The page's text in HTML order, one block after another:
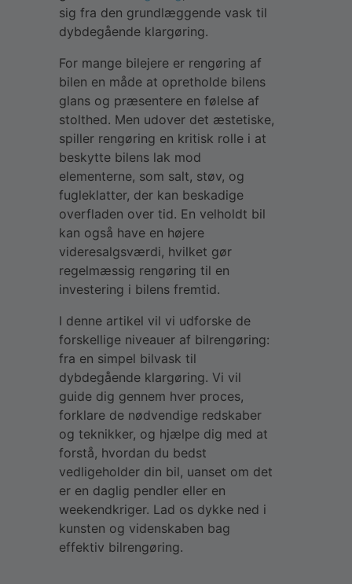
sig fra den grundlæggende vask til
dybdegående klargøring.
For mange bilejere er rengøring af
bilen en måde at opretholde bilens
glans og præsentere en følelse af
stolthed. Men udover det æstetiske,
spiller rengøring en kritisk rolle i at
beskytte bilens lak mod
elementerne, som salt, støv, og
fugleklatter, der kan beskadige
overfladen over tid. En velholdt bil
kan også have en højere
videresalgsværdi, hvilket gør
regelmæssig rengøring til en
investering i bilens fremtid.
I denne artikel vil vi udforske de
forskellige niveauer af bilrengøring:
fra en simpel bilvask til
dybdegående klargøring. Vi vil
guide dig gennem hver proces,
forklare de nødvendige redskaber
og teknikker, og hjælpe dig med at
forstå, hvordan du bedst
vedligeholder din bil, uanset om det
er en daglig pendler eller en
weekendkriger. Lad os dykke ned i
kunsten og videnskaben bag
effektiv bilrengøring.